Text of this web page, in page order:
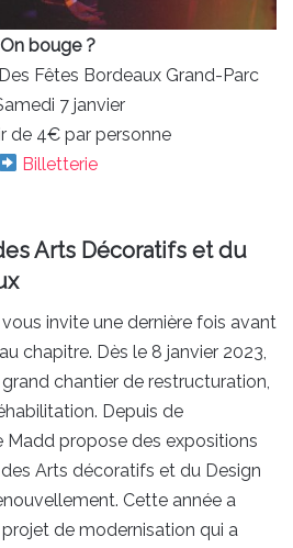
On bouge ?
Fêtes Bordeaux Grand-Parc
7 janvier
de 4€ par personne
Billetterie
Arts Décoratifs et du
invite une dernière fois avant
chapitre. Dès le 8 janvier 2023,
chantier de restructuration,
Depuis de
Madd propose des expositions
Arts décoratifs et du Design
Cette année a
projet de modernisation qui a